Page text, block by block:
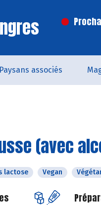
Paysans associés
(avec
lactose Vegan